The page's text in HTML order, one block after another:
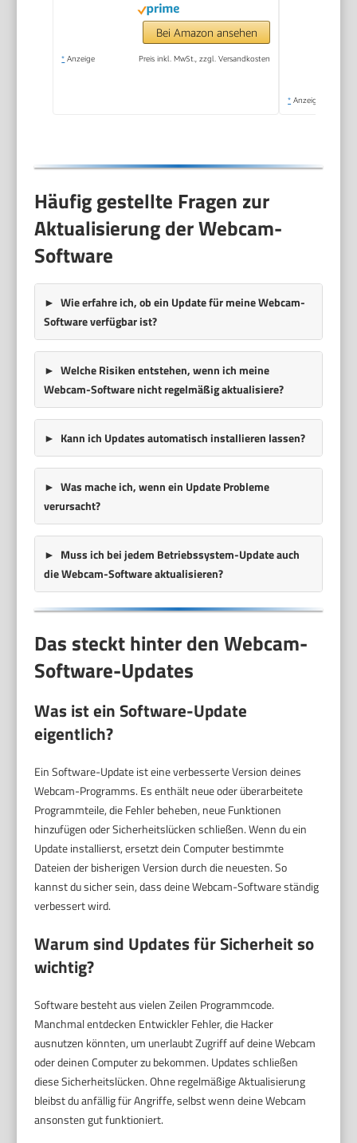
Bei Amazon ansehen
* Anzeige Preis inkl. MwSt., zzgl. Versandkosten
* Anzeige
Häufig gestellte Fragen zur
Aktualisierung der Webcam-
Software
Wie erfahre ich, ob ein Update für meine Webcam-
Software verfügbar ist?
Welche Risiken entstehen, wenn ich meine
Webcam-Software nicht regelmäßig aktualisiere?
Kann ich Updates automatisch installieren lassen?
Was mache ich, wenn ein Update Probleme
verursacht?
Muss ich bei jedem Betriebssystem-Update auch
die Webcam-Software aktualisieren?
Das steckt hinter den Webcam-
Software-Updates
Was ist ein Software-Update
eigentlich?
Ein Software-Update ist eine verbesserte Version deines
Webcam-Programms. Es enthält neue oder überarbeitete
Programmteile, die Fehler beheben, neue Funktionen
hinzufügen oder Sicherheitslücken schließen. Wenn du ein
Update installierst, ersetzt dein Computer bestimmte
Dateien der bisherigen Version durch die neuesten. So
kannst du sicher sein, dass deine Webcam-Software ständig
verbessert wird.
Warum sind Updates für Sicherheit so
wichtig?
Software besteht aus vielen Zeilen Programmcode.
Manchmal entdecken Entwickler Fehler, die Hacker
ausnutzen könnten, um unerlaubt Zugriff auf deine Webcam
oder deinen Computer zu bekommen. Updates schließen
diese Sicherheitslücken. Ohne regelmäßige Aktualisierung
bleibst du anfällig für Angriffe, selbst wenn deine Webcam
ansonsten gut funktioniert.